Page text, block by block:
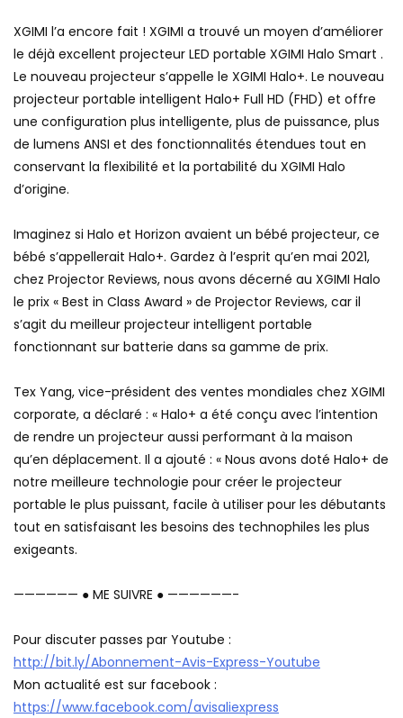
XGIMI l’a encore fait ! XGIMI a trouvé un moyen d’améliorer
le déjà excellent projecteur LED portable XGIMI Halo Smart .
Le nouveau projecteur s’appelle le XGIMI Halo+. Le nouveau
projecteur portable intelligent Halo+ Full HD (FHD) et offre
une configuration plus intelligente, plus de puissance, plus
de lumens ANSI et des fonctionnalités étendues tout en
conservant la flexibilité et la portabilité du XGIMI Halo
d’origine.
Imaginez si Halo et Horizon avaient un bébé projecteur, ce
bébé s’appellerait Halo+. Gardez à l’esprit qu’en mai 2021,
chez Projector Reviews, nous avons décerné au XGIMI Halo
le prix « Best in Class Award » de Projector Reviews, car il
s’agit du meilleur projecteur intelligent portable
fonctionnant sur batterie dans sa gamme de prix.
Tex Yang, vice-président des ventes mondiales chez XGIMI
corporate, a déclaré : « Halo+ a été conçu avec l’intention
de rendre un projecteur aussi performant à la maison
qu’en déplacement. Il a ajouté : « Nous avons doté Halo+ de
notre meilleure technologie pour créer le projecteur
portable le plus puissant, facile à utiliser pour les débutants
tout en satisfaisant les besoins des technophiles les plus
exigeants.
—————— ● ME SUIVRE ● ——————-
Pour discuter passes par Youtube :
http://bit.ly/Abonnement-Avis-Express-Youtube
Mon actualité est sur facebook :
https://www.facebook.com/avisaliexpress